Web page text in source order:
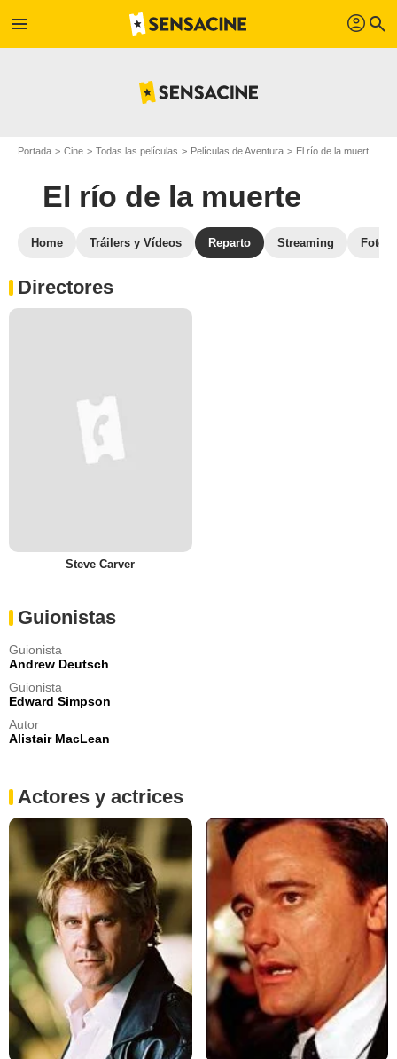
menu profil search
Portada Cine Todas las películas Películas de Aventura El río de la muerte
El río de la muerte
Home Tráilers y Vídeos Reparto Streaming Fotos
Directores
Steve Carver
Guionistas
Guionista
Andrew Deutsch
Guionista
Edward Simpson
Autor
Alistair MacLean
Actores y actrices